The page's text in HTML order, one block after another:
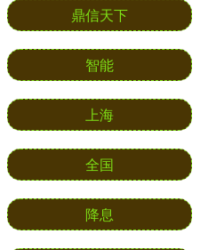
鼎信天下
智能
上海
全国
降息